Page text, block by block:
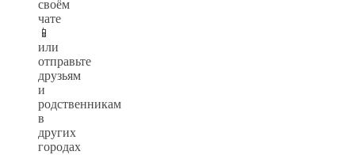
своём
чате
📱
или
отправьте
друзьям
и
родственникам
в
других
городах